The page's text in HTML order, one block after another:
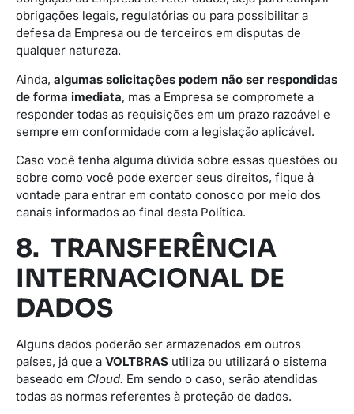
obrigações legais, regulatórias ou para possibilitar a
defesa da Empresa ou de terceiros em disputas de
qualquer natureza.
Ainda, algumas solicitações podem não ser respondidas
de forma imediata, mas a Empresa se compromete a
responder todas as requisições em um prazo razoável e
sempre em conformidade com a legislação aplicável.
Caso você tenha alguma dúvida sobre essas questões ou
sobre como você pode exercer seus direitos, fique à
vontade para entrar em contato conosco por meio dos
canais informados ao final desta Política.
8. TRANSFERÊNCIA
INTERNACIONAL DE
DADOS
Alguns dados poderão ser armazenados em outros
países, já que a VOLTBRAS utiliza ou utilizará o sistema
baseado em Cloud. Em sendo o caso, serão atendidas
todas as normas referentes à proteção de dados.